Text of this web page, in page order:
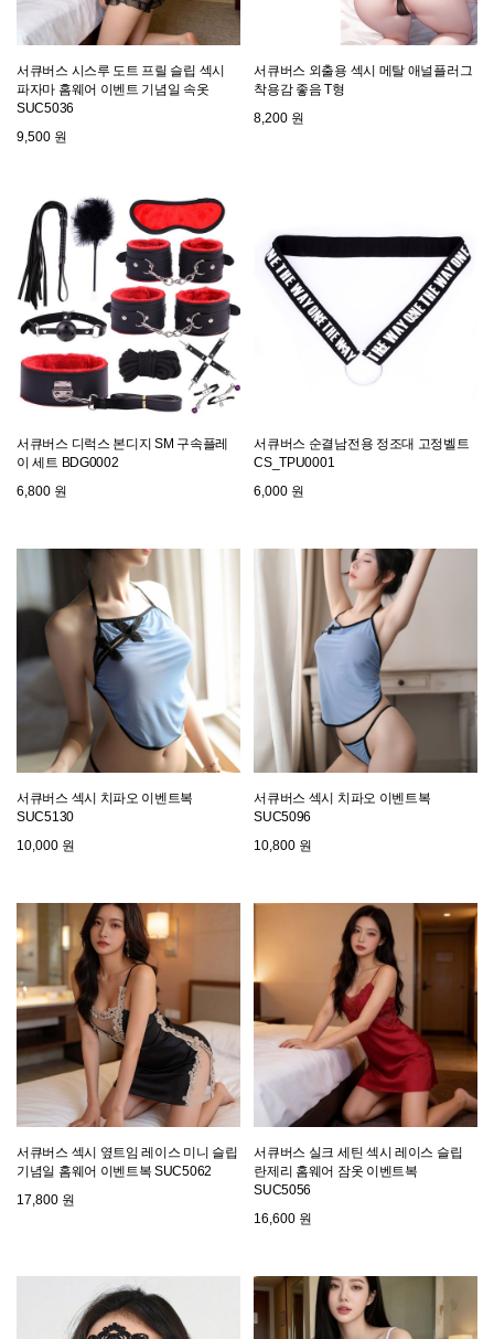
서큐버스 시스루 도트 프릴 슬립 섹시
파자마 홈웨어 이벤트 기념일 속옷
SUC5036
9,500 원
서큐버스 외출용 섹시 메탈 애널플러그
착용감 좋음 T형
8,200 원
서큐버스 디럭스 본디지 SM 구속플레
이 세트 BDG0002
6,800 원
서큐버스 순결남전용 정조대 고정벨트
CS_TPU0001
6,000 원
서큐버스 섹시 치파오 이벤트복
SUC5130
10,000 원
서큐버스 섹시 치파오 이벤트복
SUC5096
10,800 원
서큐버스 섹시 옆트임 레이스 미니 슬립
기념일 홈웨어 이벤트복 SUC5062
17,800 원
서큐버스 실크 세틴 섹시 레이스 슬립
란제리 홈웨어 잠옷 이벤트복
SUC5056
16,600 원